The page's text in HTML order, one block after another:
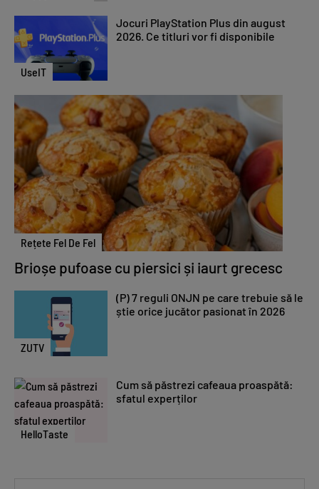
UseIT
Jocuri PlayStation Plus din august
2026. Ce titluri vor fi disponibile
Rețete Fel De Fel
Brioșe pufoase cu piersici și iaurt grecesc
ZUTV
(P) 7 reguli ONJN pe care trebuie să le
știe orice jucător pasionat în 2026
HelloTaste
Cum să păstrezi cafeaua proaspătă:
sfatul experților